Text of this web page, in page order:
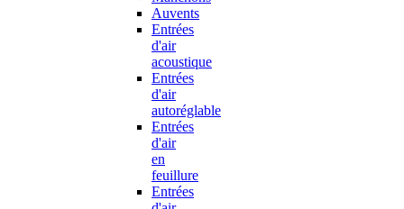
Auvents
Entrées
d'air
acoustique
Entrées
d'air
autoréglable
Entrées
d'air
en
feuillure
Entrées